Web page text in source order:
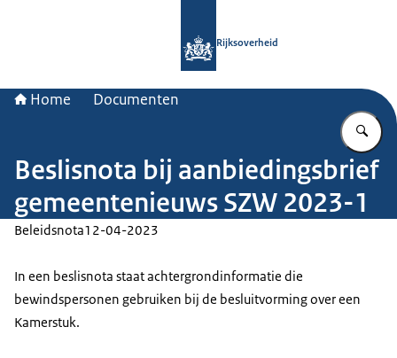
Rijksoverheid
Home Documenten
Beslisnota bij aanbiedingsbrief
gemeentenieuws SZW 2023-1
Beleidsnota12-04-2023
In een beslisnota staat achtergrondinformatie die
bewindspersonen gebruiken bij de besluitvorming over een
Kamerstuk.